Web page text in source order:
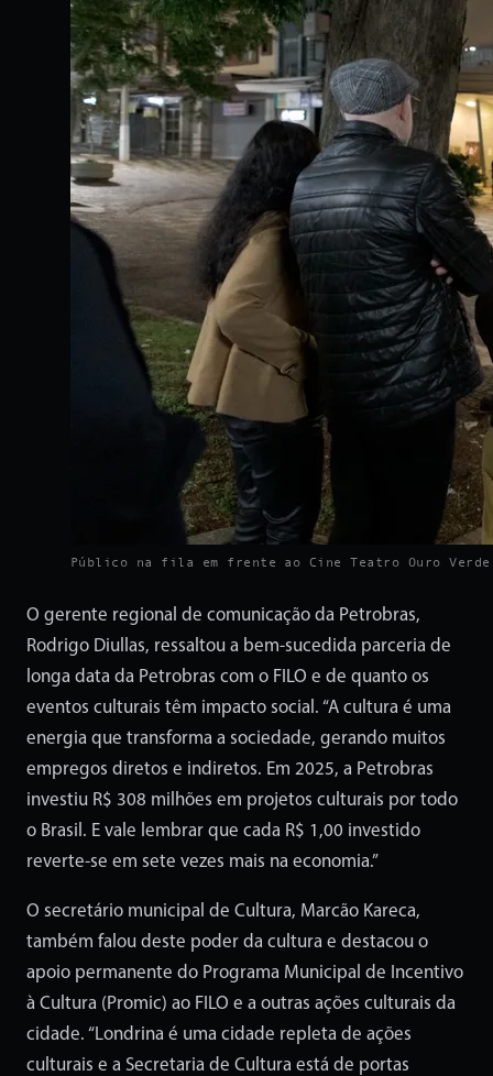
Público na fila em frente ao Cine Teatro Ouro
O gerente regional de comunicação da Petrobras,
Rodrigo Diullas, ressaltou a bem-sucedida parceria de
longa data da Petrobras com o FILO e de quanto os
eventos culturais têm impacto social. “A cultura é uma
energia que transforma a sociedade, gerando muitos
empregos diretos e indiretos. Em 2025, a Petrobras
investiu R$ 308 milhões em projetos culturais por todo
o Brasil. E vale lembrar que cada R$ 1,00 investido
reverte-se em sete vezes mais na economia.”
O secretário municipal de Cultura, Marcão Kareca,
também falou deste poder da cultura e destacou o
apoio permanente do Programa Municipal de Incentivo
à Cultura (Promic) ao FILO e a outras ações culturais da
cidade. “Londrina é uma cidade repleta de ações
culturais e a Secretaria de Cultura está de portas